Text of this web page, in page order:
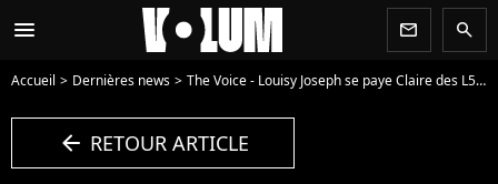
menu newsletter search
Accueil Dernières news The Voice - Louisy Joseph se paye Claire des L5 : "Elle n'avait pas à remettre son titre en jeu"
arrow_left RETOUR ARTICLE